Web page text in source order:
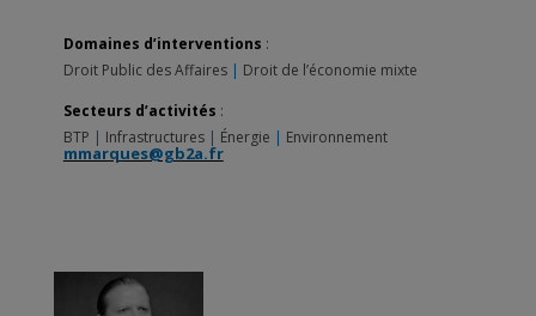
Domaines d’interventions :
Droit Public des Affaires | Droit de l’économie mixte
Secteurs d’activités :
BTP | Infrastructures | Énergie | Environnement
mmarques@gb2a.fr